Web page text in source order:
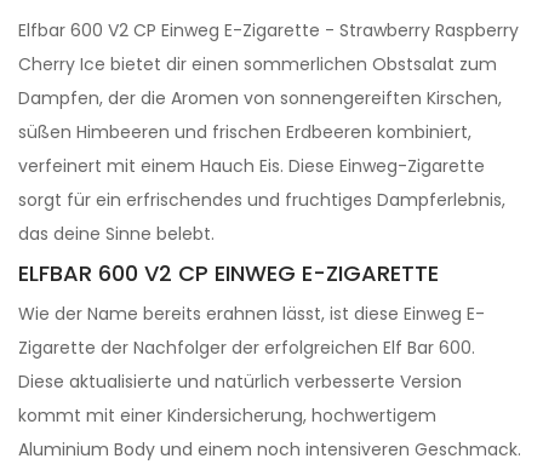
Elfbar 600 V2 CP Einweg E-Zigarette - Strawberry Raspberry
Cherry Ice bietet dir einen sommerlichen Obstsalat zum
Dampfen, der die Aromen von sonnengereiften Kirschen,
süßen Himbeeren und frischen Erdbeeren kombiniert,
verfeinert mit einem Hauch Eis. Diese Einweg-Zigarette
sorgt für ein erfrischendes und fruchtiges Dampferlebnis,
das deine Sinne belebt.
ELFBAR 600 V2 CP EINWEG E-ZIGARETTE
Wie der Name bereits erahnen lässt, ist diese Einweg E-
Zigarette der Nachfolger der erfolgreichen Elf Bar 600.
Diese aktualisierte und natürlich verbesserte Version
kommt mit einer Kindersicherung, hochwertigem
Aluminium Body und einem noch intensiveren Geschmack.